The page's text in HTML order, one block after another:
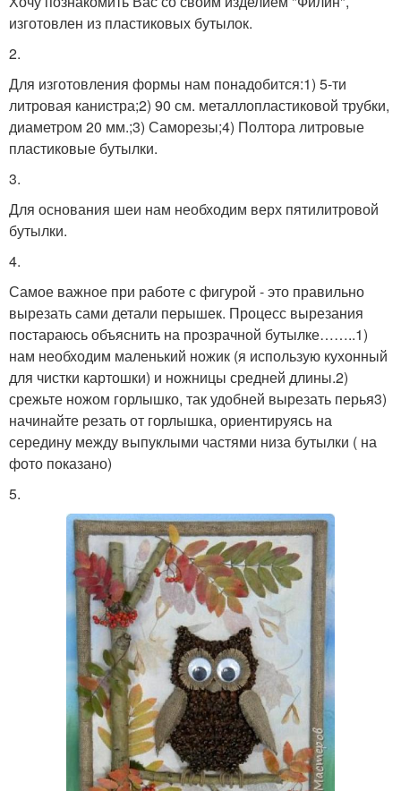
изготовлен из пластиковых бутылок.
2.
Для изготовления формы нам понадобится:1) 5-ти
литровая канистра;2) 90 см. металлопластиковой трубки,
диаметром 20 мм.;3) Саморезы;4) Полтора литровые
пластиковые бутылки.
3.
Для основания шеи нам необходим верх пятилитровой
бутылки.
4.
Самое важное при работе с фигурой - это правильно
вырезать сами детали перышек. Процесс вырезания
постараюсь объяснить на прозрачной бутылке……..1)
нам необходим маленький ножик (я использую кухонный
для чистки картошки) и ножницы средней длины.2)
срежьте ножом горлышко, так удобней вырезать перья3)
начинайте резать от горлышка, ориентируясь на
середину между выпуклыми частями низа бутылки ( на
фото показано)
5.